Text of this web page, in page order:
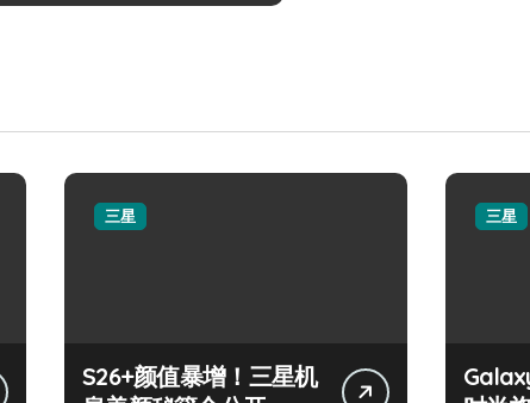
三星
S26+颜值暴增！三星机
三星